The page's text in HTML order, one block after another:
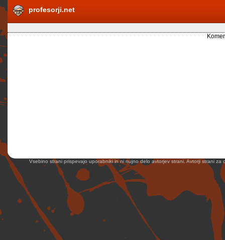
profesorji.net
Vsebino strani prispevajo uporabniki in ni nujno delo avtorjev strani. Avtorji strani